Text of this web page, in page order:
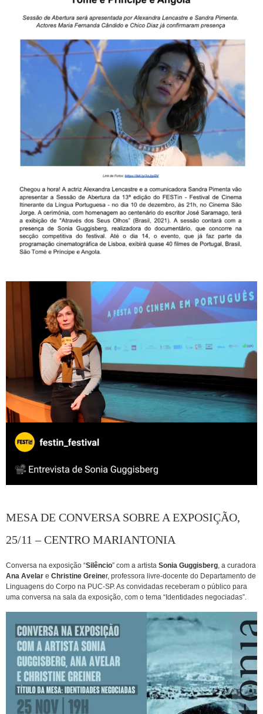
MESA DE CONVERSA SOBRE A EXPOSIÇÃO,
25/11 – CENTRO MARIANTONIA
Conversa na exposição “Silêncio” com a artista Sonia Guggisberg, a curadora
Ana Avelar e Christine Greiner, professora livre-docente do Departamento de
Linguagens do Corpo na PUC-SP. As convidadas receberam o público para
uma conversa na sala da exposição, com o tema “Identidades negociadas”.